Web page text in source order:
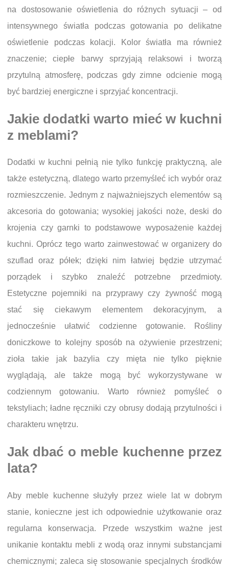
na dostosowanie oświetlenia do różnych sytuacji – od
intensywnego światła podczas gotowania po delikatne
oświetlenie podczas kolacji. Kolor światła ma również
znaczenie; ciepłe barwy sprzyjają relaksowi i tworzą
przytulną atmosferę, podczas gdy zimne odcienie mogą
być bardziej energiczne i sprzyjać koncentracji.
Jakie dodatki warto mieć w kuchni
z meblami?
Dodatki w kuchni pełnią nie tylko funkcję praktyczną, ale
także estetyczną, dlatego warto przemyśleć ich wybór oraz
rozmieszczenie. Jednym z najważniejszych elementów są
akcesoria do gotowania; wysokiej jakości noże, deski do
krojenia czy garnki to podstawowe wyposażenie każdej
kuchni. Oprócz tego warto zainwestować w organizery do
szuflad oraz półek; dzięki nim łatwiej będzie utrzymać
porządek i szybko znaleźć potrzebne przedmioty.
Estetyczne pojemniki na przyprawy czy żywność mogą
stać się ciekawym elementem dekoracyjnym, a
jednocześnie ułatwić codzienne gotowanie. Rośliny
doniczkowe to kolejny sposób na ożywienie przestrzeni;
zioła takie jak bazylia czy mięta nie tylko pięknie
wyglądają, ale także mogą być wykorzystywane w
codziennym gotowaniu. Warto również pomyśleć o
tekstyliach; ładne ręczniki czy obrusy dodają przytulności i
charakteru wnętrzu.
Jak dbać o meble kuchenne przez
lata?
Aby meble kuchenne służyły przez wiele lat w dobrym
stanie, konieczne jest ich odpowiednie użytkowanie oraz
regularna konserwacja. Przede wszystkim ważne jest
unikanie kontaktu mebli z wodą oraz innymi substancjami
chemicznymi; zaleca się stosowanie specjalnych środków